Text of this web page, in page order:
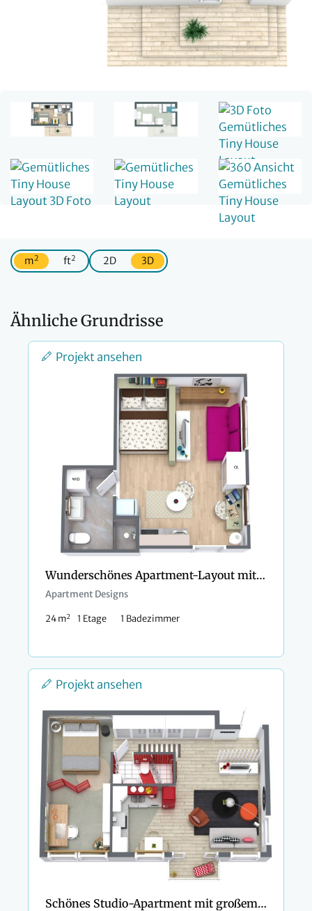
m2 ft2 2D 3D
Ähnliche Grundrisse
Projekt ansehen
Wunderschönes Apartment-Layout mit femininem Dekor
Apartment Designs
24 m2 1 Etage 1 Badezimmer
Projekt ansehen
Schönes Studio-Apartment mit großem Schlafzimmer-Alkoven